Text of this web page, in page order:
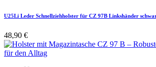
U25Li Leder Schnellziehholster für CZ 97B Linkshänder
48,90 €